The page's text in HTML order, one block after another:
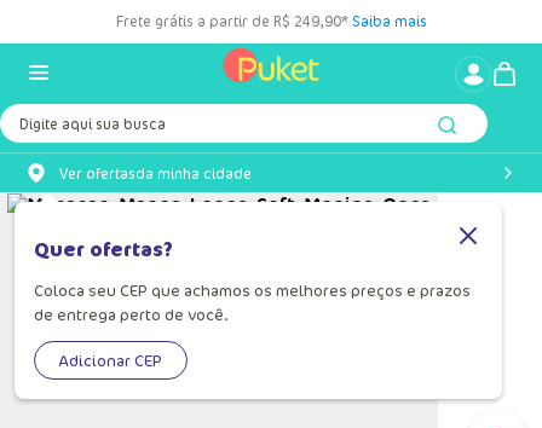
Frete grátis a partir de R$ 249,90* Saiba mais
Digite aqui sua busca
Ver ofertasda minha cidade
Quer ofertas?
Coloca seu CEP que achamos os melhores preços e prazos
de entrega perto de você.
Adicionar CEP